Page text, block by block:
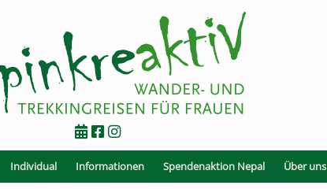
Individual Informationen Spendenaktion Nepal Über uns